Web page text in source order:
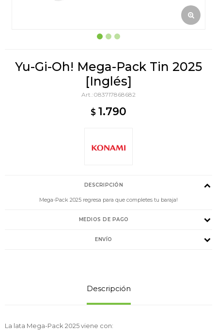
Yu-Gi-Oh! Mega-Pack Tin 2025
[Inglés]
083717868682
$ 1.790
DESCRIPCIÓN
Mega-Pack 2025 regresa para que completes tu baraja!
MEDIOS DE PAGO
ENVÍO
Descripción
La lata Mega-Pack 2025 viene con: